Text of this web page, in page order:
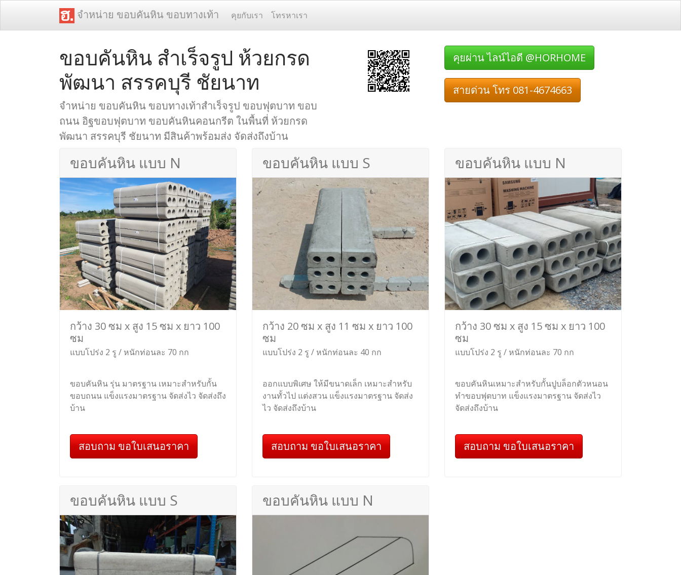
จำหน่าย ขอบคันหิน ขอบทางเท้า คุยกับเรา โทรหาเรา
ขอบคันหิน สำเร็จรูป ห้วยกรด
พัฒนา สรรคบุรี ชัยนาท
จำหน่าย ขอบคันหิน ขอบทางเท้าสำเร็จรูป ขอบฟุตบาท ขอบ
ถนน อิฐขอบฟุตบาท ขอบคันหินคอนกรีต ในพื้นที่ ห้วยกรด
พัฒนา สรรคบุรี ชัยนาท มีสินค้าพร้อมส่ง จัดส่งถึงบ้าน
คุยผ่าน ไลน์ไอดี @HORHOME
สายด่วน โทร 081-4674663
ขอบคันหิน แบบ N
กว้าง 30 ซม x สูง 15 ซม x ยาว 100
ซม
แบบโปร่ง 2 รู / หนักท่อนละ 70 กก
ขอบคันหิน รุ่น มาตรฐาน เหมาะสำหรับกั้น
ขอบถนน แข็งแรงมาตรฐาน จัดส่งไว จัดส่งถึง
บ้าน
สอบถาม ขอใบเสนอราคา
ขอบคันหิน แบบ S
กว้าง 20 ซม x สูง 11 ซม x ยาว 100
ซม
แบบโปร่ง 2 รู / หนักท่อนละ 40 กก
ออกแบบพิเศษ ให้มีขนาดเล็ก เหมาะสำหรับ
งานทั้วไป แต่งสวน แข็งแรงมาตรฐาน จัดส่ง
ไว จัดส่งถึงบ้าน
สอบถาม ขอใบเสนอราคา
ขอบคันหิน แบบ N
กว้าง 30 ซม x สูง 15 ซม x ยาว 100
ซม
แบบโปร่ง 2 รู / หนักท่อนละ 70 กก
ขอบคันหินเหมาะสำหรับกั้นปูบล็อกตัวหนอน
ทำขอบฟุตบาท แข็งแรงมาตรฐาน จัดส่งไว
จัดส่งถึงบ้าน
สอบถาม ขอใบเสนอราคา
ขอบคันหิน แบบ S ขอบคันหิน แบบ N